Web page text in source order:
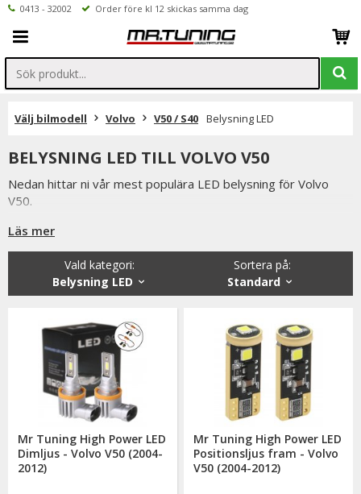
0413 - 32002 Order före kl 12 skickas samma dag
Välj bilmodell Volvo V50 / S40 Belysning LED
BELYSNING LED TILL VOLVO V50
Nedan hittar ni vår mest populära LED belysning för Volvo
V50.
Är det något ni undrar över eller saknar i vårt sortiment ser vi
Ni når oss på 041332002 (vardagar 9-16) eller per mail
info@mrtuning.se
Läs mer
Sortera på:
Standard
Vald kategori:
Belysning LED
Mr Tuning High Power LED
Dimljus - Volvo V50 (2004-
2012)
Mr Tuning High Power LED
Positionsljus fram - Volvo
V50 (2004-2012)